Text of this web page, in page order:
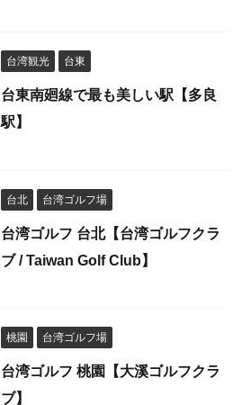
台湾観光 台東
台東南廻線で最も美しい駅【多良
駅】
台北 台湾ゴルフ場
台湾ゴルフ 台北【台湾ゴルフクラ
ブ / Taiwan Golf Club】
桃園 台湾ゴルフ場
台湾ゴルフ 桃園【大溪ゴルフクラ
ブ】